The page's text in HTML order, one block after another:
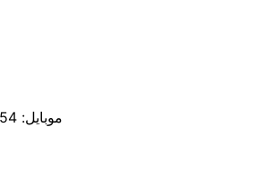
موبايل: 01211116954 – 01211116955 – 01211116956 – – 01211116958